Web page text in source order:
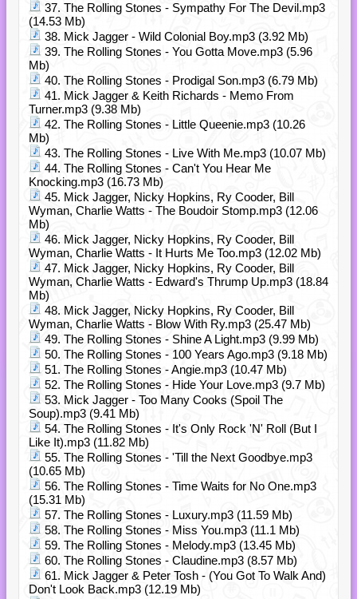
37. The Rolling Stones - Sympathy For The Devil.mp3
(14.53 Mb)
38. Mick Jagger - Wild Colonial Boy.mp3 (3.92 Mb)
39. The Rolling Stones - You Gotta Move.mp3 (5.96
Mb)
40. The Rolling Stones - Prodigal Son.mp3 (6.79 Mb)
41. Mick Jagger & Keith Richards - Memo From
Turner.mp3 (9.38 Mb)
42. The Rolling Stones - Little Queenie.mp3 (10.26
Mb)
43. The Rolling Stones - Live With Me.mp3 (10.07 Mb)
44. The Rolling Stones - Can't You Hear Me
Knocking.mp3 (16.73 Mb)
45. Mick Jagger, Nicky Hopkins, Ry Cooder, Bill
Wyman, Charlie Watts - The Boudoir Stomp.mp3 (12.06
Mb)
46. Mick Jagger, Nicky Hopkins, Ry Cooder, Bill
Wyman, Charlie Watts - It Hurts Me Too.mp3 (12.02 Mb)
47. Mick Jagger, Nicky Hopkins, Ry Cooder, Bill
Wyman, Charlie Watts - Edward's Thrump Up.mp3 (18.84
Mb)
48. Mick Jagger, Nicky Hopkins, Ry Cooder, Bill
Wyman, Charlie Watts - Blow With Ry.mp3 (25.47 Mb)
49. The Rolling Stones - Shine A Light.mp3 (9.99 Mb)
50. The Rolling Stones - 100 Years Ago.mp3 (9.18 Mb)
51. The Rolling Stones - Angie.mp3 (10.47 Mb)
52. The Rolling Stones - Hide Your Love.mp3 (9.7 Mb)
53. Mick Jagger - Too Many Cooks (Spoil The
Soup).mp3 (9.41 Mb)
54. The Rolling Stones - It's Only Rock 'N' Roll (But I
Like It).mp3 (11.82 Mb)
55. The Rolling Stones - 'Till the Next Goodbye.mp3
(10.65 Mb)
56. The Rolling Stones - Time Waits for No One.mp3
(15.31 Mb)
57. The Rolling Stones - Luxury.mp3 (11.59 Mb)
58. The Rolling Stones - Miss You.mp3 (11.1 Mb)
59. The Rolling Stones - Melody.mp3 (13.45 Mb)
60. The Rolling Stones - Claudine.mp3 (8.57 Mb)
61. Mick Jagger & Peter Tosh - (You Got To Walk And)
Don't Look Back.mp3 (12.19 Mb)